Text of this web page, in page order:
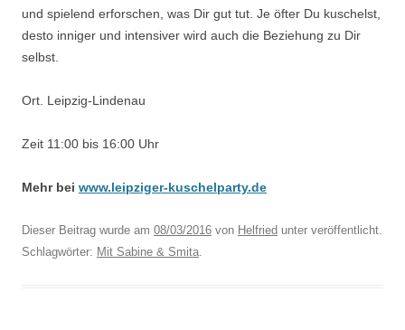
und spielend erforschen, was Dir gut tut. Je öfter Du kuschelst,
desto inniger und intensiver wird auch die Beziehung zu Dir
selbst.
Ort. Leipzig-Lindenau
Zeit 11:00 bis 16:00 Uhr
Mehr bei www.leipziger-kuschelparty.de
Dieser Beitrag wurde am 08/03/2016 von Helfried unter veröffentlicht.
Schlagwörter: Mit Sabine & Smita.